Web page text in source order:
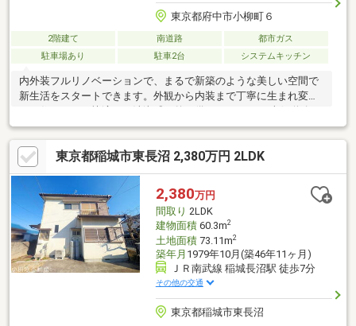
東京都府中市小柳町６
2階建て 南道路
都市ガス
駐車場あり
駐車2台 システムキッチン
内外装フルリノベーションで、まるで新築のような美しい空間で
新生活をスタートできます。外観から内装まで丁寧に生まれ変わ
面した立地で陽当り良好。日中は自然光が差し込み、明るく開放
的な室内環境が魅力です。カースペースは２台分確保されてお
り、ご家族それぞれのマイカーもゆとりを持って駐車できます。
室内には専用のランドリースペースを設置。洗濯から乾燥まで一
か所でまとめて行え、家事効率が大幅にアップします。
東京都稲城市東長沼 2,380万円 2LDK
2,380万円
間取り 2LDK
建物面積60.3m2
土地面積73.11m2
築年月 1979年10月(築46年11ヶ月)
ＪＲ南武線 稲城長沼駅 徒歩7分
その他の交通
東京都稲城市東長沼